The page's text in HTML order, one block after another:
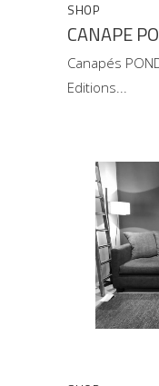
SHOP
CANAPE
Canapés
Editions